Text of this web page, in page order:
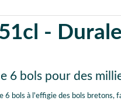
-
6 bols pour des
6 bols à l'effigie des bols bretons,